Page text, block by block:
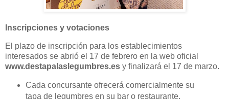
Inscripciones y votaciones
El plazo de inscripción para los establecimientos
interesados se abrió el 17 de febrero en la web oficial
www.destapalaslegumbres.es y finalizará el 17 de marzo.
Cada concursante ofrecerá comercialmente su
tapa de legumbres en su bar o restaurante,